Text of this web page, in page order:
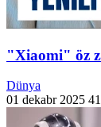
"Xiaomi" öz
Dünya
01 dekabr 2025